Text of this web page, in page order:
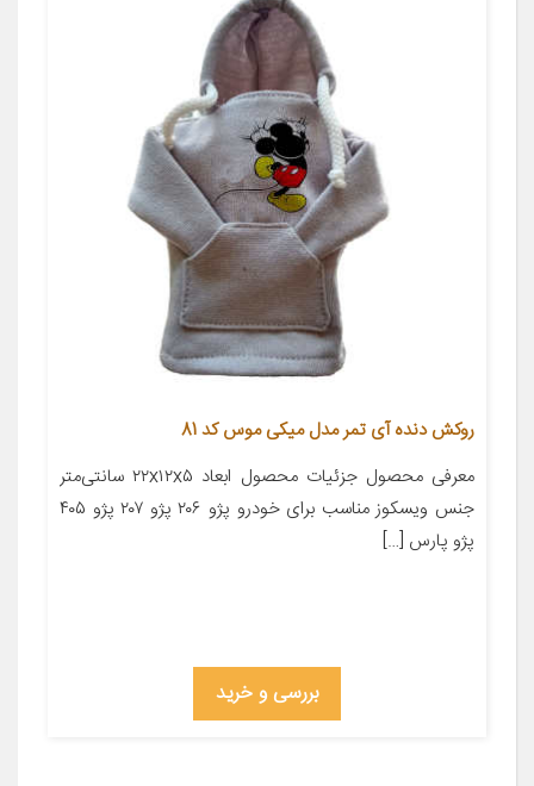
روکش دنده آی تمر مدل میکی موس کد 81
معرفی محصول جزئیات محصول ابعاد ۲۲x۱۲x۵ سانتی‌متر
جنس ویسکوز مناسب برای خودرو پژو ۲۰۶ پژو ۲۰۷ پژو ۴۰۵
پژو پارس […]
بررسی و خرید